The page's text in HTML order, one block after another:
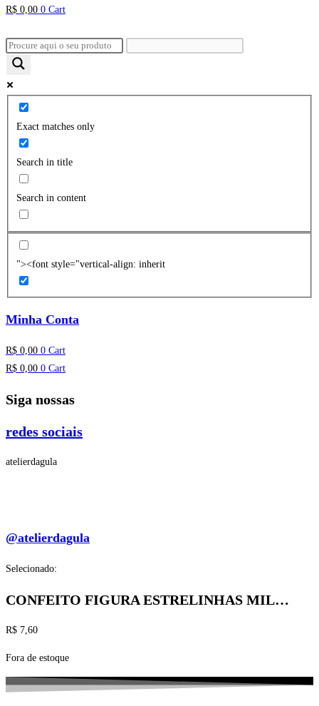
R$ 0,00 0 Cart
Exact matches only
Search in title
Search in content
"><font style="vertical-align: inherit
Minha Conta
R$ 0,00 0 Cart
R$ 0,00 0 Cart
Siga nossas
redes sociais
atelierdagula
@atelierdagula
Selecionado:
CONFEITO FIGURA ESTRELINHAS MIL…
R$ 7,60
Fora de estoque